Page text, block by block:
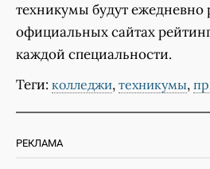
техникумы будут ежедневно
официальных сайтах рейтинг
каждой специальности.
Теги: колледжи, техникумы,
РЕКЛАМА